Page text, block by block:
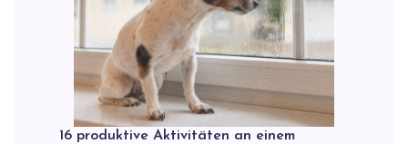
16 produktive Aktivitäten an einem